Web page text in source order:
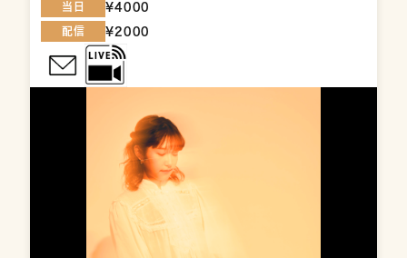
当日 ¥4000
配信 ¥2000